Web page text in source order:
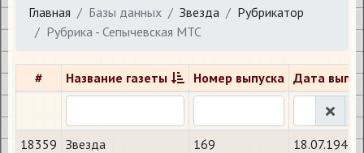
Главная Базы данных Звезда
Рубрикатор
Рубрика - Сепычевская МТС
# Название газеты Номер выпуска Дата
18359 Звезда 169 18.07.1942